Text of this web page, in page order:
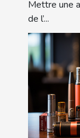
Mettre une
de l’...